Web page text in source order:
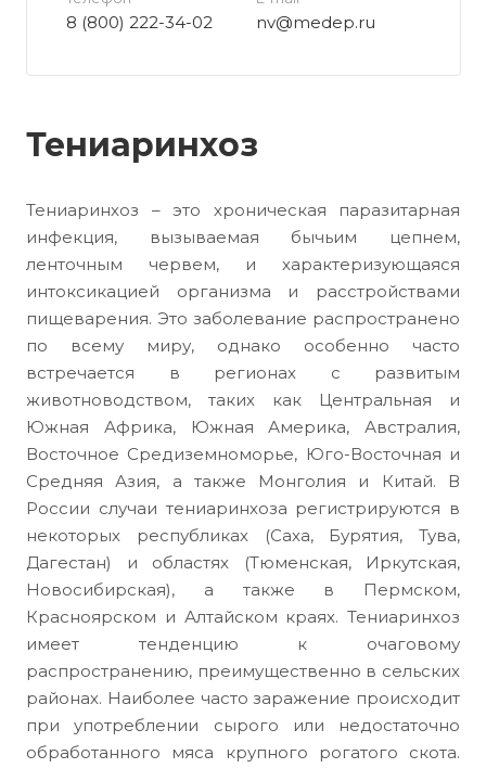
8 (800) 222-34-02 nv@medep.ru
Тениаринхоз
Тениаринхоз – это хроническая паразитарная
инфекция, вызываемая бычьим цепнем,
ленточным червем, и характеризующаяся
интоксикацией организма и расстройствами
пищеварения. Это заболевание распространено
по всему миру, однако особенно часто
встречается в регионах с развитым
животноводством, таких как Центральная и
Южная Африка, Южная Америка, Австралия,
Восточное Средиземноморье, Юго-Восточная и
Средняя Азия, а также Монголия и Китай. В
России случаи тениаринхоза регистрируются в
некоторых республиках (Саха, Бурятия, Тува,
Дагестан) и областях (Тюменская, Иркутская,
Новосибирская), а также в Пермском,
Красноярском и Алтайском краях. Тениаринхоз
имеет тенденцию к очаговому
распространению, преимущественно в сельских
районах. Наиболее часто заражение происходит
при употреблении сырого или недостаточно
обработанного мяса крупного рогатого скота.